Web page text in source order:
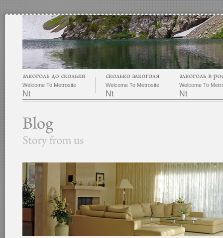
Welcome To Metrosite
Nt
Welcome To Metrosite
Nt
Welcome To
Nt